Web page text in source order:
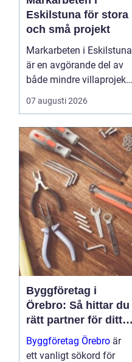
Eskilstuna för stora
och små projekt
Markarbeten i Eskilstuna
är en avgörande del av
både mindre villaprojekt
och större
byggsatsningar, och rätt
en stabil grund för allt
som ska byggas
ovanpå. När marken
förbere...
07 augusti 2026
Byggföretag i
Örebro: Så hittar du
rätt partner för ditt
projekt
Byggföretag Örebro är
ett vanligt sökord för